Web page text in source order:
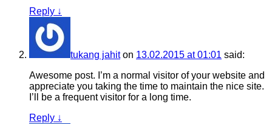
Reply ↓
tukang jahiton 13.02.2015 at 01:01 said:
Awesome post. I’m a normal visitor of your website and
appreciate you taking the time to maintain the nice site.
I’ll be a frequent visitor for a long time.
Reply ↓